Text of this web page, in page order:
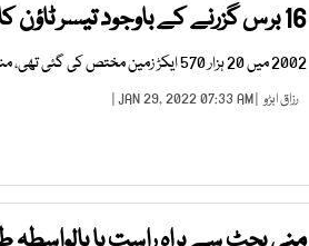
16 برس گزرنے کے باوجود تیسر ٹاؤن کا منصوبہ مکمل نہ ہو سکا
2002 میں 20 ہزار 570 ایکڑ زمین مختص کی گئی تھی، منصوبہ 7 سال میں مکمل ہونا تھا
رزاق ابڑو | JAN 29, 2022 07:33 AM |